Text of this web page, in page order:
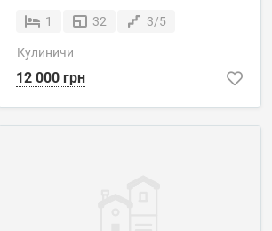
1 32 3/5
Кулиничи
12 000 грн